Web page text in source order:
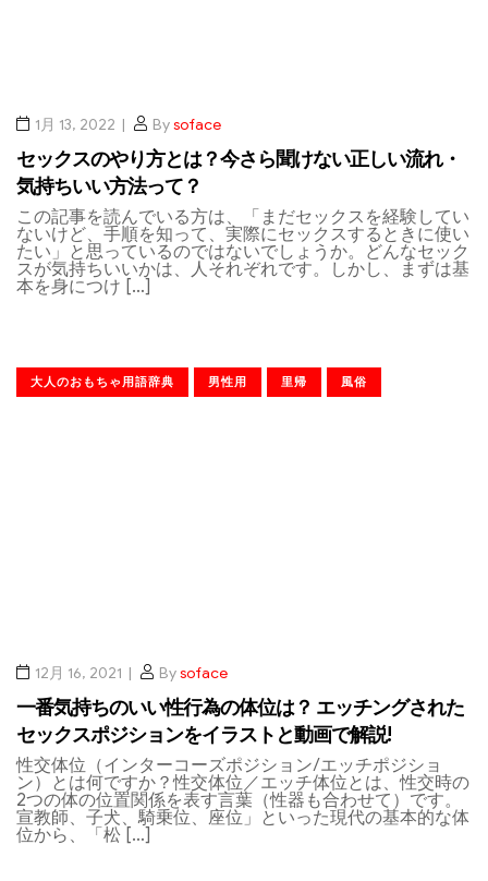
1月 13, 2022 Bysoface
セックスのやり方とは？今さら聞けない正しい流れ・
気持ちいい方法って？
この記事を読んでいる方は、「まだセックスを経験してい
ないけど、手順を知って、実際にセックスするときに使い
たい」と思っているのではないでしょうか。どんなセック
スが気持ちいいかは、人それぞれです。しかし、まずは基
本を身につけ […]
大人のおもちゃ用語辞典 男性用 里帰 風俗
12月 16, 2021 Bysoface
一番気持ちのいい性行為の体位は？ エッチングされた
セックスポジションをイラストと動画で解説!
性交体位（インターコーズポジション/エッチポジショ
ン）とは何ですか？性交体位／エッチ体位とは、性交時の
2つの体の位置関係を表す言葉（性器も合わせて）です。
宣教師、子犬、騎乗位、座位」といった現代の基本的な体
位から、「松 […]